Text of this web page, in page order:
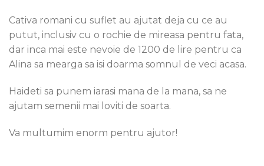
Cativa romani cu suflet au ajutat deja cu ce au
putut, inclusiv cu o rochie de mireasa pentru fata,
dar inca mai este nevoie de 1200 de lire pentru ca
Alina sa mearga sa isi doarma somnul de veci acasa.
Haideti sa punem iarasi mana de la mana, sa ne
ajutam semenii mai loviti de soarta.
Va multumim enorm pentru ajutor!